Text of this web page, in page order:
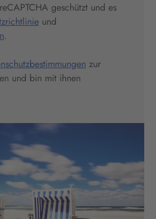
geschützt und es
und
.
zur
und bin mit ihnen